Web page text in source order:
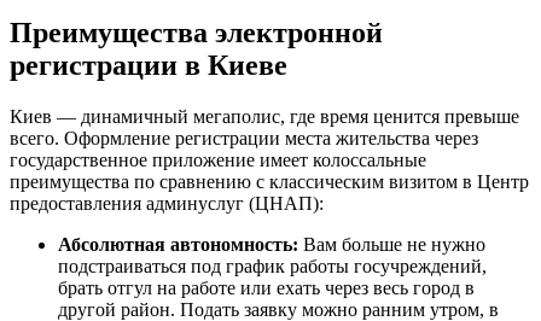
Преимущества электронной
регистрации в Киеве
Киев — динамичный мегаполис, где время ценится превыше
всего. Оформление регистрации места жительства через
государственное приложение имеет колоссальные
преимущества по сравнению с классическим визитом в Центр
предоставления админуслуг (ЦНАП):
Абсолютная автономность: Вам больше не нужно
подстраиваться под график работы госучреждений,
брать отгул на работе или ехать через весь город в
другой район. Подать заявку можно ранним утром, в